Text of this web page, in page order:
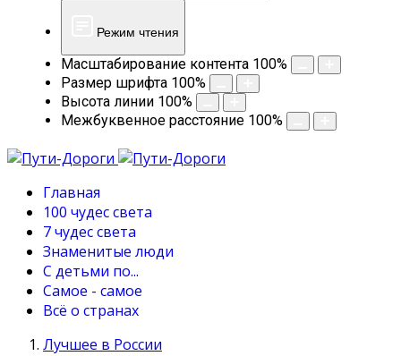
Режим чтения
Масштабирование контента 100%
Размер шрифта 100%
Высота линии 100%
Межбуквенное расстояние 100%
Главная
100 чудес света
7 чудес света
Знаменитые люди
С детьми по...
Самое - самое
Всё о странах
Лучшее в России